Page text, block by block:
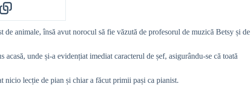
animale, însă avut norocul să fie văzută de profesorul de muzică Betsy și de
unde și-a evidențiat imediat caracterul de șef, asigurându-se că toată
nicio lecție de pian și chiar a făcut primii pași ca pianist.